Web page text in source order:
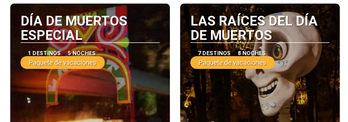
DÍA DE MUERTOS
ESPECIAL
1 DESTINOS 5 NOCHES
Paquete de vacaciones
LAS RAÍCES DEL DÍA
DE MUERTOS
7 DESTINOS 8 NOCHES
Paquete de vacaciones